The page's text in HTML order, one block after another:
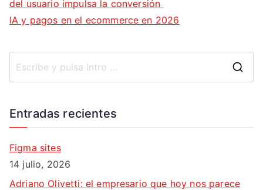
del usuario impulsa la conversión
IA y pagos en el ecommerce en 2026
Entradas recientes
Figma sites
14 julio, 2026
Adriano Olivetti: el empresario que hoy nos parece